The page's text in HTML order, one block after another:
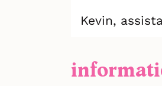
Kevin,
puis son